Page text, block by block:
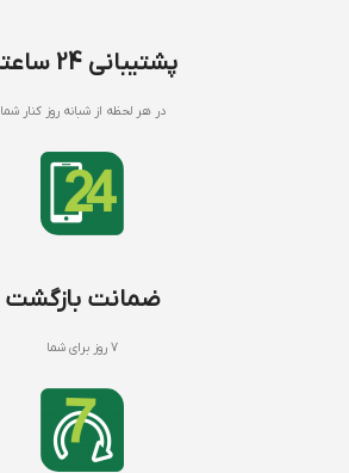
پشتیبانی 24 ساعته
در هر لحظه از شبانه روز کنار شما
ضمانت بازگشت
7 روز برای شما